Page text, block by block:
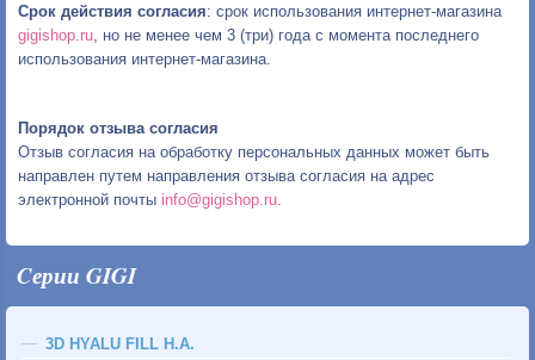
Срок действия согласия: срок использования интернет-магазина
gigishop.ru , но не менее чем 3 (три) года с момента последнего
использования интернет-магазина.
Порядок отзыва согласия
Отзыв согласия на обработку персональных данных может быть
направлен путем направления отзыва согласия на адрес
электронной почты info@gigishop.ru
Cерии GIGI
3D HYALU FILL H.A.